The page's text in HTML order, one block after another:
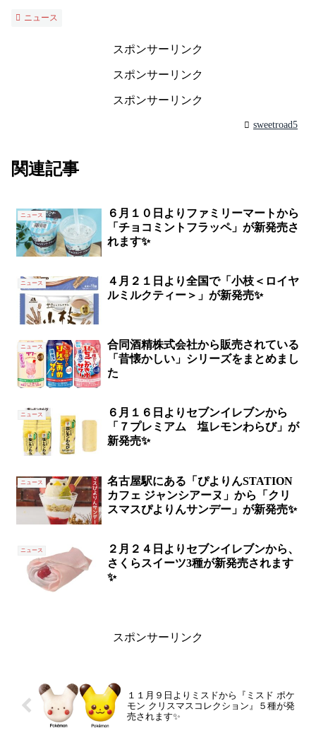
ニュース
スポンサーリンク
スポンサーリンク
スポンサーリンク
sweetroad5
関連記事
ニュース
６月１０日よりファミリーマートから
「チョコミントフラッペ」が新発売さ
れます✨
ニュース
４月２１日より全国で「小枝＜ロイヤ
ルミルクティー＞」が新発売✨
ニュース
合同酒精株式会社から販売されている
「昔懐かしい」シリーズをまとめまし
た
ニュース
６月１６日よりセブンイレブンから
「７プレミアム 塩レモンわらび」が
新発売✨
ニュース
名古屋駅にある「ぴよりんSTATION
カフェ ジャンシアーヌ」から「クリ
スマスぴよりんサンデー」が新発売✨
ニュース
２月２４日よりセブンイレブンから、
さくらスイーツ3種が新発売されます
✨
スポンサーリンク
１１月９日よりミスドから『ミスド ポケ
モン クリスマスコレクション』５種が発
売されます✨